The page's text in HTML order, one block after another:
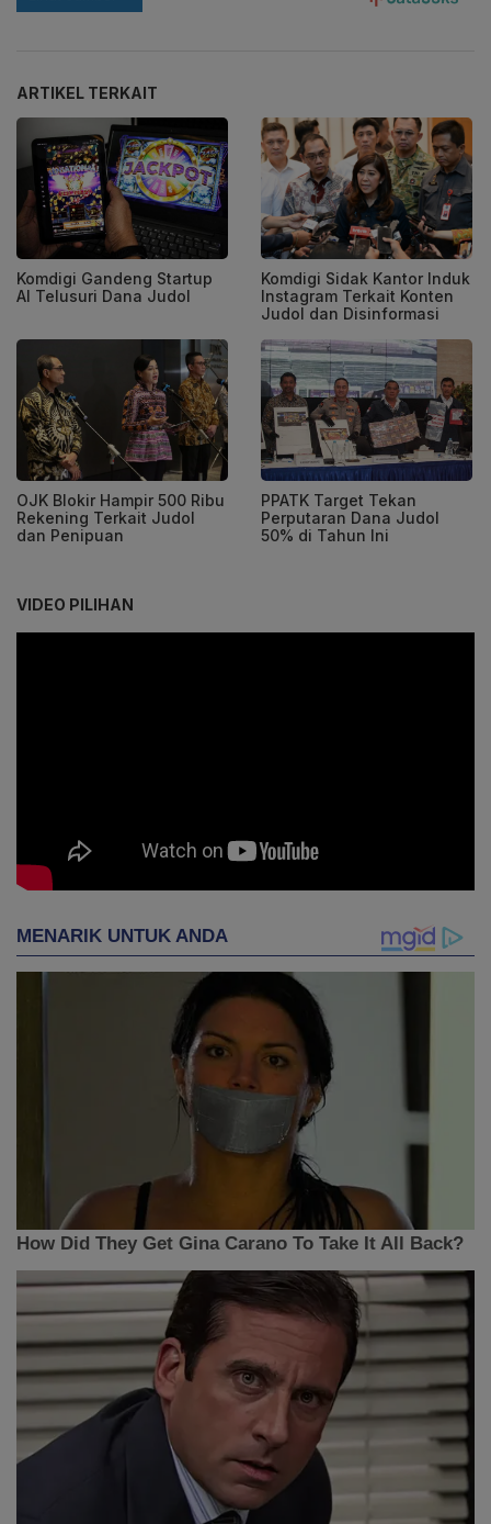
ARTIKEL TERKAIT
Komdigi Gandeng Startup
AI Telusuri Dana Judol
Komdigi Sidak Kantor Induk
Instagram Terkait Konten
Judol dan Disinformasi
OJK Blokir Hampir 500 Ribu
Rekening Terkait Judol
dan Penipuan
PPATK Target Tekan
Perputaran Dana Judol
50% di Tahun Ini
VIDEO PILIHAN